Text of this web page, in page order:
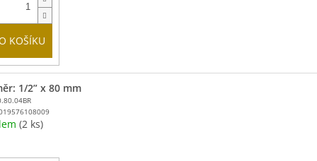
KOŠÍKU
1/2” x 80 mm
(2 ks)